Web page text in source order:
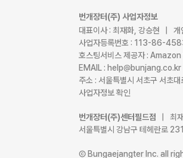
번개장터(주) 사업자정보
대표이사 : 최재화, 강승현 | 개
사업자등록번호 : 113-86-
호스팅서비스 제공자 :
EMAIL :
주소 : 서울특별시 서초구 서초
사업자정보 확인
번개장터(주)센터필드점
| 최
서울특별시 강남구 테헤란로
Ⓒ Bungaejangter Inc. all